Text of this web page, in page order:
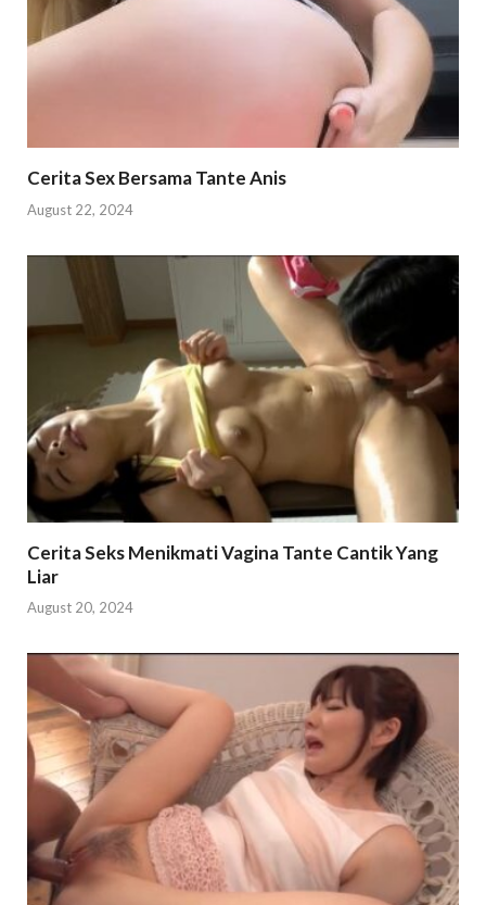
Cerita Sex Bersama Tante Anis
August 22, 2024
Cerita Seks Menikmati Vagina Tante Cantik Yang
Liar
August 20, 2024